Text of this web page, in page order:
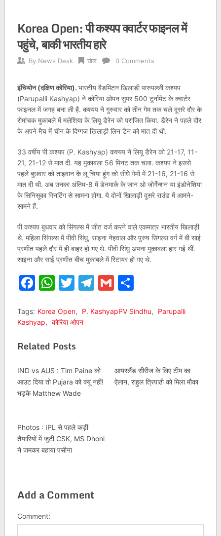
Korea Open: पी कश्यप क्वार्टर फाइनल में
पहुंचे, बाकी भारतीय हारे
By News Desk खेल 0 Comments
इंचियोन (दक्षिण कोरिया). भारतीय बैडमिंटन खिलाड़ी पारुपल्ली कश्यप
(Parupalli Kashyap) ने कोरिया ओपन सुपर 500 टूर्नामेंट के क्वार्टर
फाइनल में जगह बना ली है. कश्यप ने गुरुवार को तीन गेम तक चले दूसरे दौर के
रोमांचक मुकाबले में मलेशिया के लियू डैरेन को पराजित किया. डैरेन ने पहले दौर
के अपने मैच में चीन के दिग्गज खिलाड़ी लिन डैन को मात दी थी.
33 वर्षीय पी कश्यप (P. Kashyap) कश्यप ने लियू डैरेन को 21-17, 11-
21, 21-12 से मात दी. यह मुकाबला 56 मिनट तक चला. कश्यप ने इससे
पहले बुधवार को ताइवान के लू चिया हूंग को सीधे गेमों में 21-16, 21-16 से
मात दी थी. अब उनका अंतिम-8 में डेनमार्क के जान ओ जोर्गेन्शन या इंडोनेशिया
के सिनिसूका गिनटिंग से सामना होगा. ये दोनों खिलाड़ी दूसरे राउंड में आमने-
सामने हैं.
पी कश्यप बुधवार को सिंगल्स में जीत दर्ज करने वाले एकमात्र भारतीय खिलाड़ी
थे. महिला सिंगल्स में पीवी सिंधु, साइना नेहवाल और पुरुष सिंगल्स वर्ग में बी साई
प्रणीत पहले दौर में ही बाहर हो गए थे. पीवी सिंधु अपना मुकाबला हार गई थीं.
साइना और साई प्रणीत बीच मुकाबले में रिटायर हो गए थे.
Facebook
WhatsApp
Twitter
Telegram
GmailShare
Tags: Korea Open, P. KashyapPV Sindhu,
Parupalli
Kashyap, कोरिया ओपन
Related Posts
IND vs AUS : Tim Paine को
आउट दिया तो Pujara को क्यूं नहीं!
भड़के Matthew Wade
आयरलैंड सीरीज के लिए टीम का
ऐलान, राहुल त्रिपाठी को मिला मौका
Photos : IPL से पहले कड़ी
तैयारियों में जुटी CSK, MS Dhoni
ने जमकर बहाया पसीना
Add a Comment
Comment: